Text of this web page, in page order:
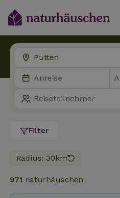
Filter
Radius: 30km
971 naturhäuschen